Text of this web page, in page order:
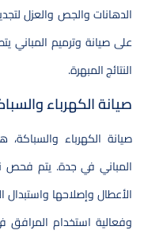
الدهانات والجص والعزل
على صيانة وترميم
النتائج المبهرة.
صيانة الكهرباء
صيانة الكهرباء
المباني في جدة. يتم فحص
الأعطال وإصلاحها
وفعالية استخدام